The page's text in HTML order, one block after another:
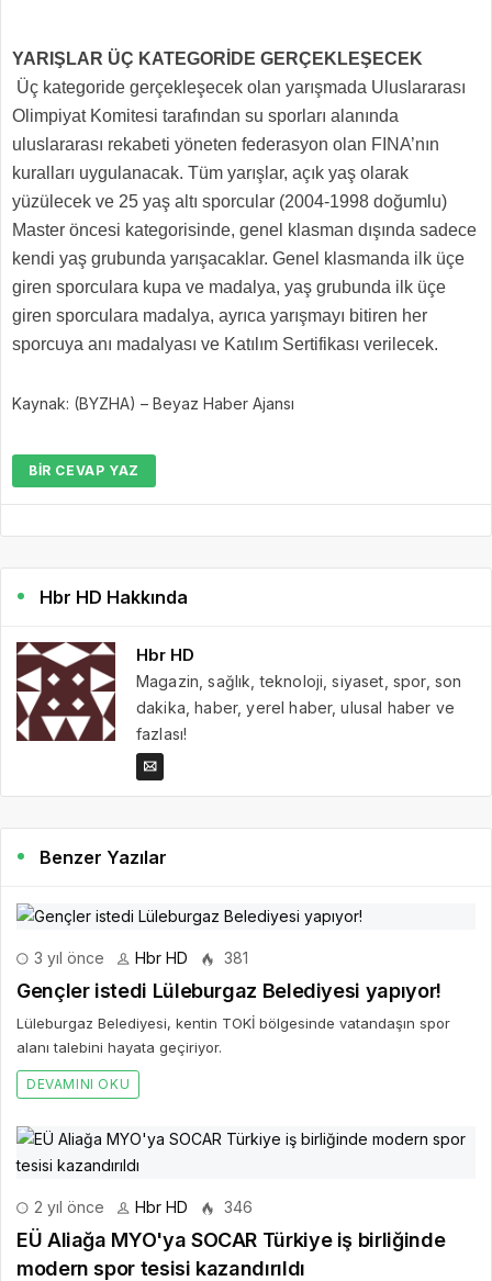
YARIŞLAR ÜÇ KATEGORİDE GERÇEKLEŞECEK
Üç kategoride gerçekleşecek olan yarışmada Uluslararası
Olimpiyat Komitesi tarafından su sporları alanında
uluslararası rekabeti yöneten federasyon olan FINA’nın
kuralları uygulanacak. Tüm yarışlar, açık yaş olarak
yüzülecek ve 25 yaş altı sporcular (2004-1998 doğumlu)
Master öncesi kategorisinde, genel klasman dışında sadece
kendi yaş grubunda yarışacaklar. Genel klasmanda ilk üçe
giren sporculara kupa ve madalya, yaş grubunda ilk üçe
giren sporculara madalya, ayrıca yarışmayı bitiren her
sporcuya anı madalyası ve Katılım Sertifikası verilecek.
Kaynak: (BYZHA) – Beyaz Haber Ajansı
BIR CEVAP YAZ
Hbr HD Hakkında
Hbr HD
Magazin, sağlık, teknoloji, siyaset, spor, son
dakika, haber, yerel haber, ulusal haber ve
fazlası!
Benzer Yazılar
3 yıl önce Hbr HD 381
Gençler istedi Lüleburgaz Belediyesi yapıyor!
Lüleburgaz Belediyesi, kentin TOKİ bölgesinde vatandaşın spor
alanı talebini hayata geçiriyor.
DEVAMINI OKU
2 yıl önce Hbr HD 346
EÜ Aliağa MYO'ya SOCAR Türkiye iş birliğinde
modern spor tesisi kazandırıldı